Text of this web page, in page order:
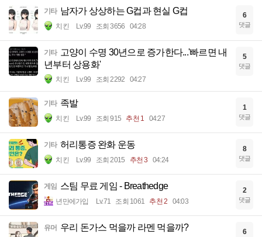
기타 남자가 상상하는 G컵과 현실 G컵
치킨 Lv.99 조회 3656 04:28
6
댓글
기타 고양이 수명 30년으로 증가한다...'빠르면 내
년부터 상용화'
치킨 Lv.99 조회 2292 04:27
5
댓글
기타 족발
치킨 Lv.99 조회 915 추천 1 04:27
1
댓글
기타 허리통증 완화 운동
치킨 Lv.99 조회 2015 추천 3 04:24
8
댓글
게임 스팀 무료 게임 - Breathedge
년만에가입 Lv.71 조회 1061 추천 2 04:03
2
댓글
유머 우리 돈가스 먹을까 라멘 먹을까? 6